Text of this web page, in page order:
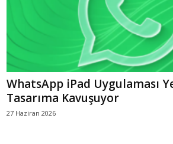
WhatsApp iPad Uygulaması
Tasarıma Kavuşuyor
27 Haziran 2026